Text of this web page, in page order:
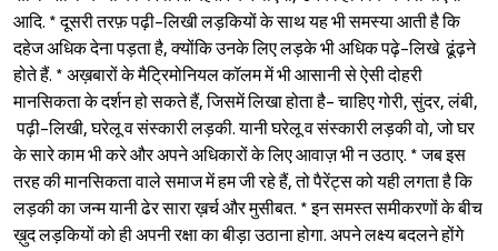
आदि. * दूसरी तरफ़ पढ़ी-लिखी लड़कियों के साथ यह भी समस्या आती है कि
दहेज अधिक देना पड़ता है, क्योंकि उनके लिए लड़के भी अधिक पढ़े-लिखे ढूंढ़ने
होते हैं. * अख़बारों के मैट्रिमोनियल कॉलम में भी आसानी से ऐसी दोहरी
मानसिकता के दर्शन हो सकते हैं, जिसमें लिखा होता है- चाहिए गोरी, सुंदर, लंबी,
पढ़ी-लिखी, घरेलू व संस्कारी लड़की. यानी घरेलू व संस्कारी लड़की वो, जो घर
के सारे काम भी करे और अपने अधिकारों के लिए आवाज़ भी न उठाए. * जब इस
तरह की मानसिकता वाले समाज में हम जी रहे हैं, तो पैरेंट्स को यही लगता है कि
लड़की का जन्म यानी ढेर सारा ख़र्च और मुसीबत. * इन समस्त समीकरणों के बीच
ख़ुद लड़कियों को ही अपनी रक्षा का बीड़ा उठाना होगा. अपने लक्ष्य बदलने होंगे